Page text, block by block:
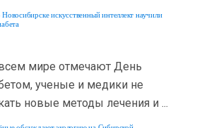
искусственный интеллект научили
мире отмечают День
ученые и медики не
новые методы лечения и ...